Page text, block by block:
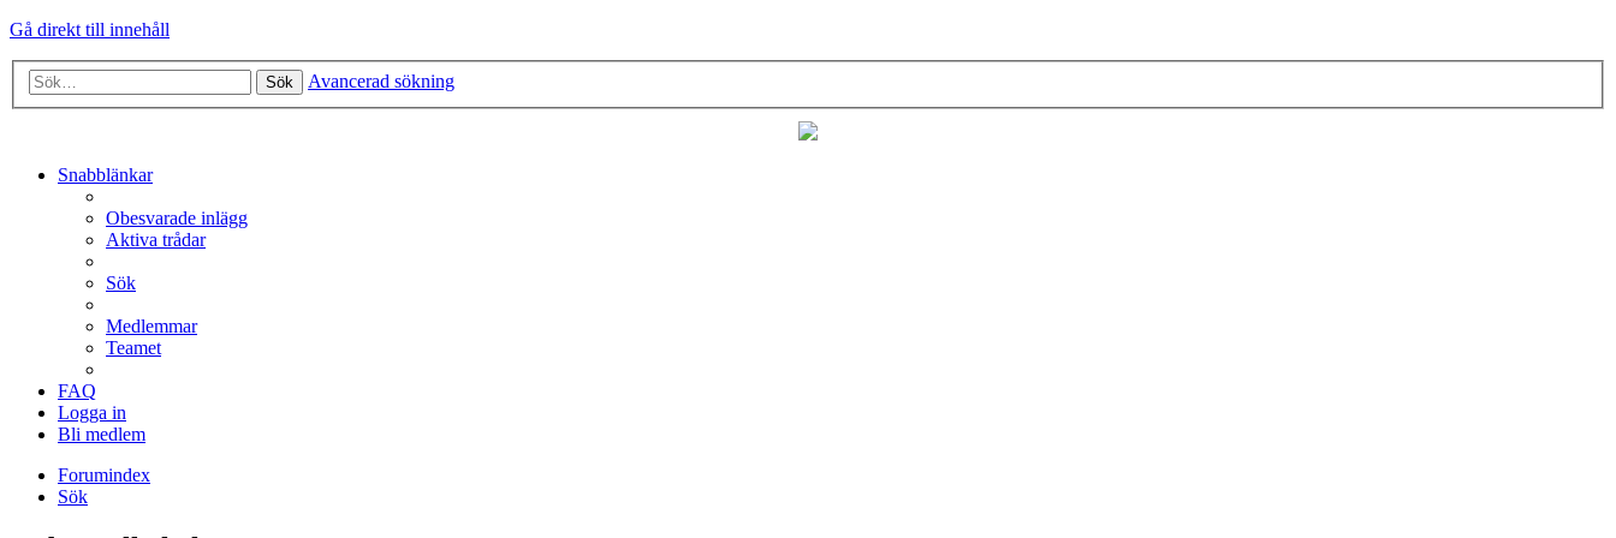
Gå direkt till innehåll
Sök Avancerad sökning
Snabblänkar
Obesvarade inlägg
Aktiva trådar
Sök
Medlemmar
Teamet
FAQ
Logga in
Bli medlem
Forumindex
Sök